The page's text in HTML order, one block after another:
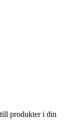
produkter i din